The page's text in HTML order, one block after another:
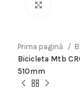
Prima pagină
Bicicleta Mtb
510mm